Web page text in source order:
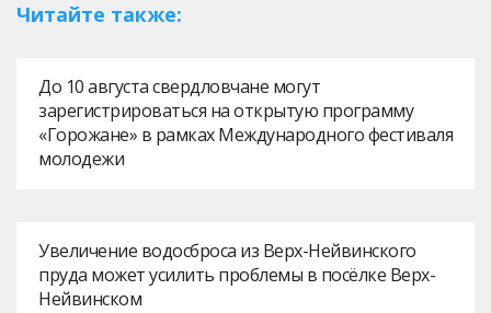
Читайте также:
До 10 августа свердловчане могут
зарегистрироваться на открытую программу
«Горожане» в рамках Международного фестиваля
молодежи
Увеличение водосброса из Верх-Нейвинского
пруда может усилить проблемы в посёлке Верх-
Нейвинском